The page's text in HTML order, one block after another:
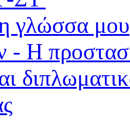
γλώσσα μου
- Η